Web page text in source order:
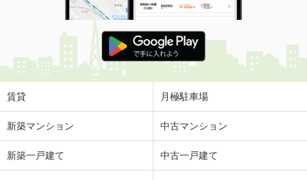
賃貸 月極駐車場
新築マンション 中古マンション
新築一戸建て 中古一戸建て